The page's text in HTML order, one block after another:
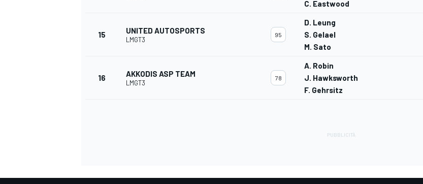
C. Eastwood
15 UNITED AUTOSPORTS
LMGT3
95
D. Leung
S. Gelael
M. Sato
16 AKKODIS ASP TEAM
LMGT3
78
A. Robin
J. Hawksworth
F. Gehrsitz